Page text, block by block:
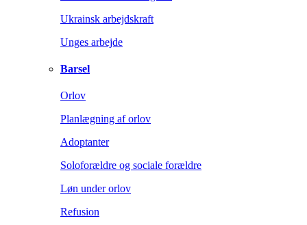
Ukrainsk arbejdskraft
Unges arbejde
Barsel
Orlov
Planlægning af orlov
Adoptanter
Soloforældre og sociale forældre
Løn under orlov
Refusion